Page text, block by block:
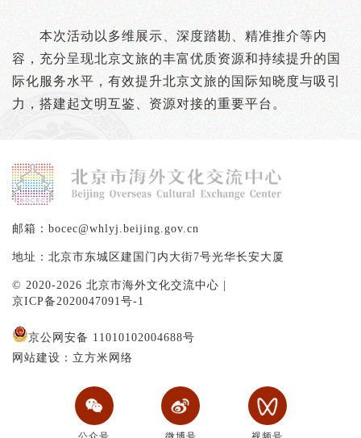
本次活动以多维展示、深度踏勘、精准推介等内
容，充分呈现北京文旅的丰富优质资源和持续提升的国
际化服务水平，有效提升北京文旅的国际知晓度与吸引
力，搭建起文明互鉴、资源对接的重要平台。
邮箱：bocec@whlyj.beijing.gov.cn
地址：北京市东城区建国门内大街7号光华长安大厦
© 2020-2026 北京市海外文化交流中心 |
京ICP备2020047091号-1
京公网安备 11010102004688号
网站建设：立方米网络